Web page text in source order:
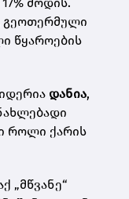
გეოთერმული
წყაროების
დანია,
როლი ქარის
„მწვანე“